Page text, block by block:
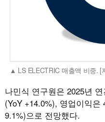
LS ELECTRIC 매출액 비중. [
나민식 연구원은 2025년
(YoY +14.0%), 영업이익은
9.1%)으로 전망했다.